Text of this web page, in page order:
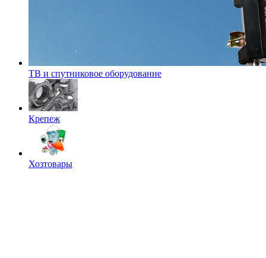
ТВ и спутниковое оборудование
Крепеж
Хозтовары